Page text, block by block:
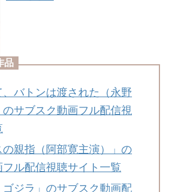
品
バトンは渡された（永野
サブスク動画フル配信視
親指（阿部寛主演）」の
ル配信視聴サイト一覧
ジラ」のサブスク動画配